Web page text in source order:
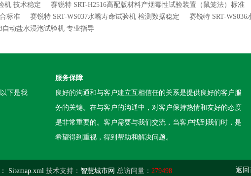
机 技术稳定
赛锐特 SRT-H2516高配版材料产烟毒性试验装置（鼠笼法）标准
标准
赛锐特 SRT-WS037水嘴寿命试验机 检测数据稳定 赛锐特 SRT-
自动盐水浸泡试验机 专业指导
下是我
服务保障
良好的沟通和与客户建立互相信任的关系是提供良好的客户服
务的关键。在与客户的沟通中，对客户保持热情和友好的态度
是非常重要的。客户需要与我们交流，当客户找到我们时，是
希望得到重视，得到帮助和解决问题。
Sitemap.xml 技术支持： 智慧城市网 总访问量： 279498 返回